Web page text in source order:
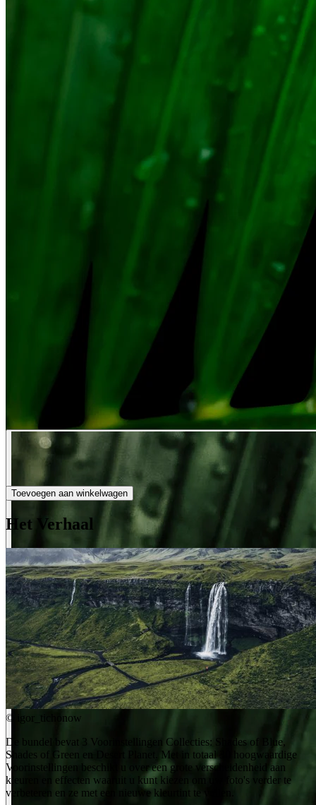
Toevoegen aan winkelwagen
Het Verhaal
©
igor_tichonow
De bundel bevat 3 Voorinstellingen Collecties: Shades of Blue,
Shades of Green en Desert Planet. Met in totaal 30 hoogwaardige
Voorinstellingen beschikt u over een grote verscheidenheid aan
kleuren en effecten waaruit u kunt kiezen om uw foto's verder te
verbeteren en ze met een nieuwe kleurtint te vullen.